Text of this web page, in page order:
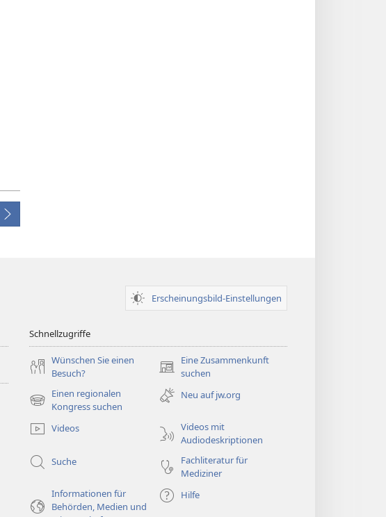
Erscheinungsbild-Einstellungen
Schnellzugriffe
Wünschen Sie einen
Besuch?
Eine Zusammenkunft
suchen
(öffnet
neues
Fenster)
Einen regionalen
Kongress suchen
(öffnet
Fenster)
Neu auf jw.org
Videos
Videos mit
Audiodeskriptionen
Suche
Fachliteratur für
Mediziner
Informationen für
Behörden, Medien und
Hilfe